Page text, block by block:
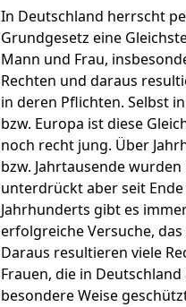
In Deutschland herrscht
Grundgesetz eine
Mann und Frau,
Rechten und daraus
in deren Pflichten. Selbst
bzw. Europa ist diese
noch recht jung. Über
bzw. Jahrtausende wurden
unterdrückt aber seit Ende
Jahrhunderts gibt es
erfolgreiche Versuche,
Daraus resultieren viele
Frauen, die in Deutschland
besondere Weise